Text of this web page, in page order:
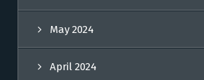
May 2024
April 2024